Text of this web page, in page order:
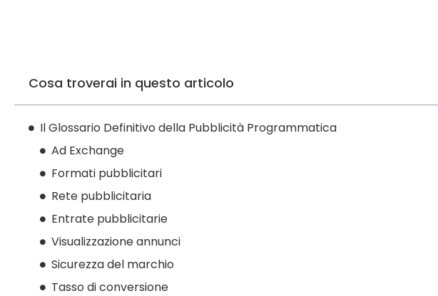
Cosa troverai in questo articolo
Il Glossario Definitivo della Pubblicità Programmatica
Ad Exchange
Formati pubblicitari
Rete pubblicitaria
Entrate pubblicitarie
Visualizzazione annunci
Sicurezza del marchio
Tasso di conversione